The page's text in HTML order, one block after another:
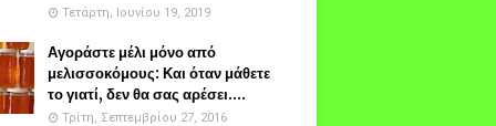
Τετάρτη, Ιουνίου 19, 2019
Αγοράστε μέλι μόνο από
μελισσοκόμους: Και όταν μάθετε
το γιατί, δεν θα σας αρέσει....
Τρίτη, Σεπτεμβρίου 27, 2016